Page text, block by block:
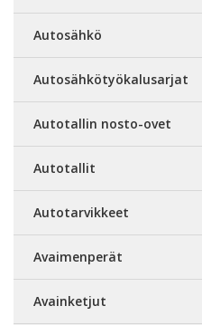
Autosähkö
Autosähkötyökalusarjat
Autotallin nosto-ovet
Autotallit
Autotarvikkeet
Avaimenperät
Avainketjut